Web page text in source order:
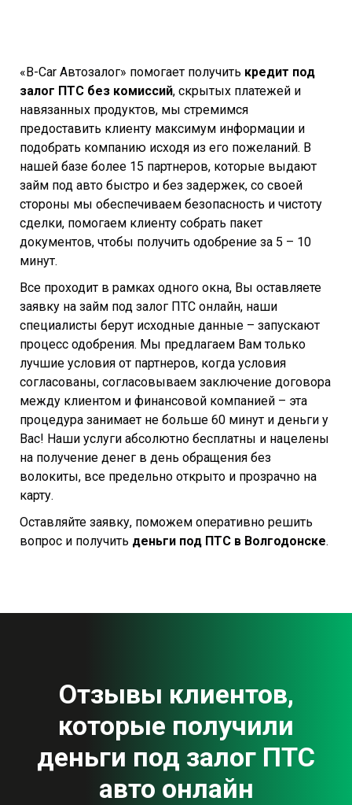
«B-Car Автозалог» помогает получить кредит под
залог ПТС без комиссий, скрытых платежей и
навязанных продуктов, мы стремимся
предоставить клиенту максимум информации и
подобрать компанию исходя из его пожеланий. В
нашей базе более 15 партнеров, которые выдают
займ под авто быстро и без задержек, со своей
стороны мы обеспечиваем безопасность и чистоту
сделки, помогаем клиенту собрать пакет
документов, чтобы получить одобрение за 5 – 10
минут.
Все проходит в рамках одного окна, Вы оставляете
заявку на займ под залог ПТС онлайн, наши
специалисты берут исходные данные – запускают
процесс одобрения. Мы предлагаем Вам только
лучшие условия от партнеров, когда условия
согласованы, согласовываем заключение договора
между клиентом и финансовой компанией – эта
процедура занимает не больше 60 минут и деньги у
Вас! Наши услуги абсолютно бесплатны и нацелены
на получение денег в день обращения без
волокиты, все предельно открыто и прозрачно на
карту.
Оставляйте заявку, поможем оперативно решить
вопрос и получить деньги под ПТС в Волгодонске.
Отзывы клиентов,
которые получили
деньги под залог ПТС
авто онлайн